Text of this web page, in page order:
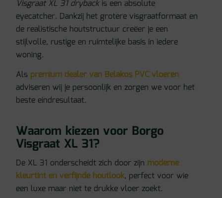
Visgraat XL 31 drybackis een absolute
eyecatcher. Dankzij het grotere visgraatformaat en
de realistische houtstructuur creëer je een
stijlvolle, rustige en ruimtelijke basis in iedere
woning.
Als premium dealer van Belakos PVC vloeren
adviseren wij je persoonlijk en zorgen we voor het
beste eindresultaat.
Waarom kiezen voor Borgo
Visgraat XL 31?
De XL 31 onderscheidt zich door zijn moderne
kleurtint en verfijnde houtlook, perfect voor wie
een luxe maar niet te drukke vloer zoekt.